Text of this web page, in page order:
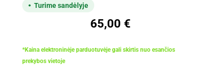
Turime sandėlyje
65,00 €
*Kaina elektroninėje parduotuvėje gali skirtis nuo esančios
prekybos vietoje